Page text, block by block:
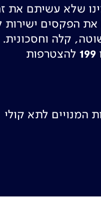
שלא עשיתם את
הפקסים ישירות
קלה וחסכונית.
199 להצטרפות
המנויים לתא קולי